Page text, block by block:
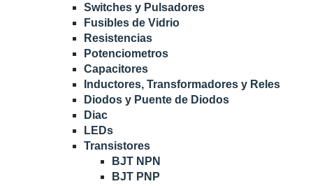
Switches y Pulsadores
Fusibles de Vidrio
Resistencias
Potenciometros
Capacitores
Inductores, Transformadores y Reles
Diodos y Puente de Diodos
Diac
LEDs
Transistores
BJT NPN
BJT PNP